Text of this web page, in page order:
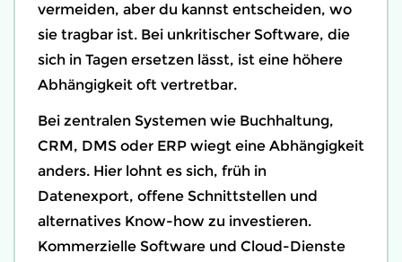
vermeiden, aber du kannst entscheiden, wo
sie tragbar ist. Bei unkritischer Software, die
sich in Tagen ersetzen lässt, ist eine höhere
Abhängigkeit oft vertretbar.
Bei zentralen Systemen wie Buchhaltung,
CRM, DMS oder ERP wiegt eine Abhängigkeit
anders. Hier lohnt es sich, früh in
Datenexport, offene Schnittstellen und
alternatives Know-how zu investieren.
Kommerzielle Software und Cloud-Dienste